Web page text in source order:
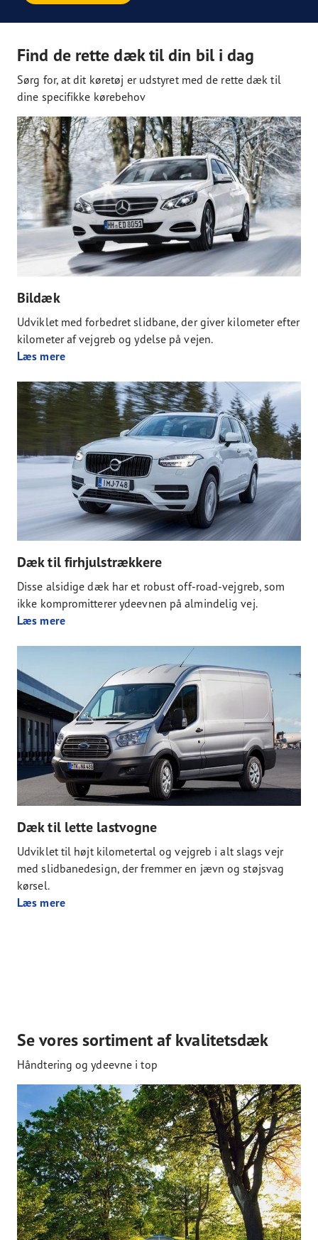
Find de rette dæk til din bil i dag
Sørg for, at dit køretøj er udstyret med de rette dæk til
dine specifikke kørebehov
Bildæk
Udviklet med forbedret slidbane, der giver kilometer efter
kilometer af vejgreb og ydelse på vejen.
Læs mere
Dæk til firhjulstrækkere
Disse alsidige dæk har et robust off-road-vejgreb, som
ikke kompromitterer ydeevnen på almindelig vej.
Læs mere
Dæk til lette lastvogne
Udviklet til højt kilometertal og vejgreb i alt slags vejr
med slidbanedesign, der fremmer en jævn og støjsvag
kørsel.
Læs mere
Se vores sortiment af kvalitetsdæk
Håndtering og ydeevne i top